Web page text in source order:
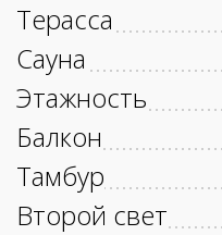
Терасса
Сауна
Этажность
Балкон
Тамбур
Второй свет